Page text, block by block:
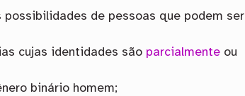
de pessoas que podem ser
cujas identidades são parcialmenteou
binário homem;